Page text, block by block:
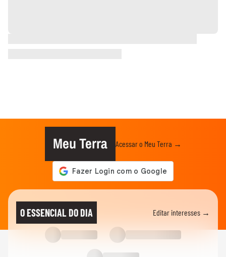
Meu Terra Acessar o Meu Terra →
O ESSENCIAL DO DIA Editar interesses →